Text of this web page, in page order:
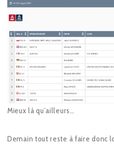
Mieux là qu’ailleurs…
Demain tout reste à faire donc